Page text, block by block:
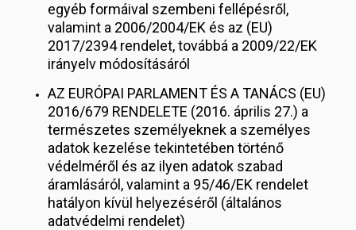
egyéb formáival szembeni fellépésről,
valamint a 2006/2004/EK és az (EU)
2017/2394 rendelet, továbbá a 2009/22/EK
irányelv módosításáról
AZ EURÓPAI PARLAMENT ÉS A TANÁCS (EU)
2016/679 RENDELETE (2016. április 27.) a
természetes személyeknek a személyes
adatok kezelése tekintetében történő
védelméről és az ilyen adatok szabad
áramlásáról, valamint a 95/46/EK rendelet
hatályon kívül helyezéséről (általános
adatvédelmi rendelet)